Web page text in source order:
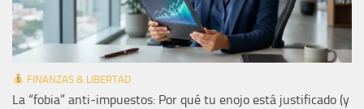
FINANZAS & LIBERTAD
La “fobia” anti-impuestos: Por qué tu enojo está justificado (y